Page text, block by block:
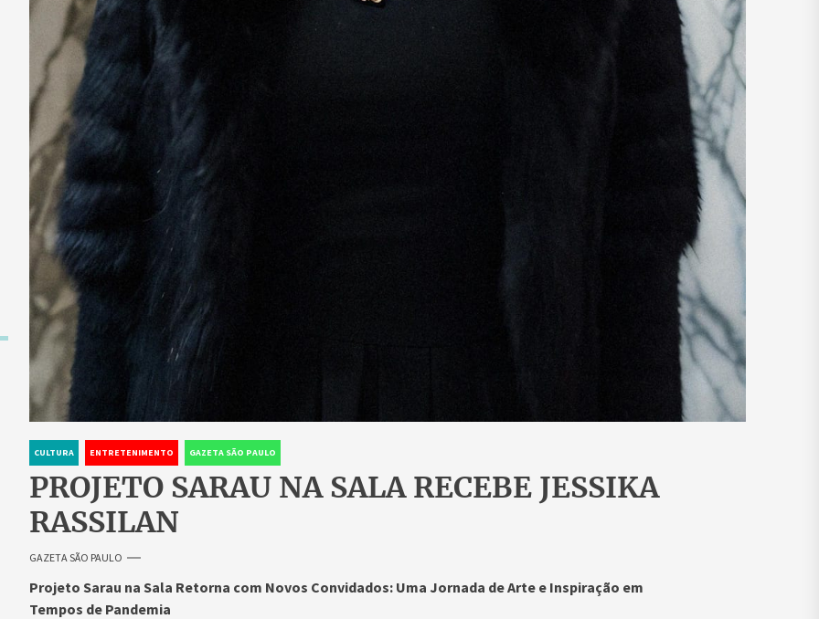
CULTURA ENTRETENIMENTO GAZETA SÃO PAULO
PROJETO SARAU NA SALA RECEBE JESSIKA
RASSILAN
GAZETA SÃO PAULO
Projeto Sarau na Sala Retorna com Novos Convidados: Uma Jornada de Arte e Inspiração em
Tempos de Pandemia